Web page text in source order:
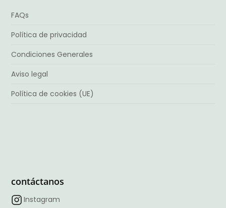
FAQs
Política de privacidad
Condiciones Generales
Aviso legal
Política de cookies (UE)
contáctanos
Instagram